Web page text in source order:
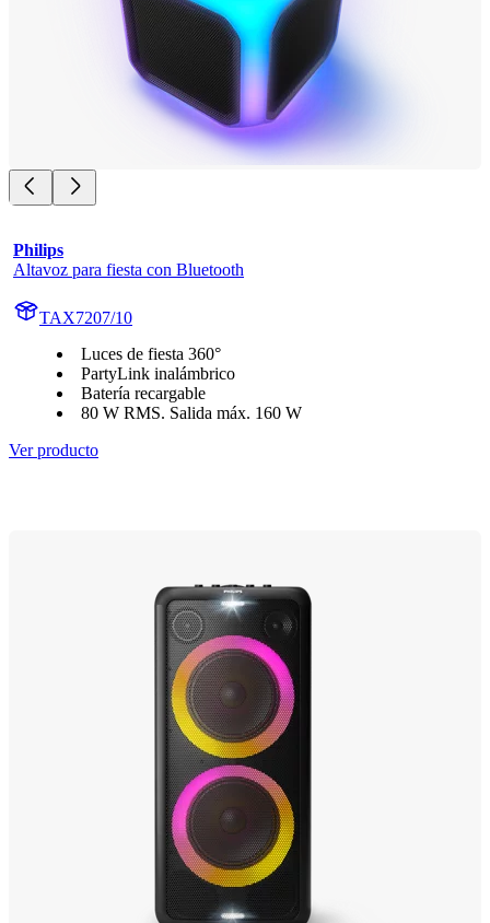
Philips
Altavoz para fiesta con Bluetooth
TAX7207/10
Luces de fiesta 360°
PartyLink inalámbrico
Batería recargable
80 W RMS. Salida máx. 160 W
Ver producto